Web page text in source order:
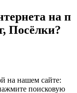
на п
Посёлки?
на нашем сайте:
поисковую